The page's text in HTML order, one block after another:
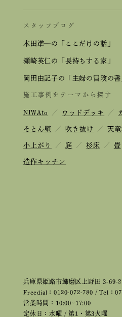
兵庫県姫路市飾磨区上野田 3-69-2
Freedial：0120-072-780 / Tel：
営業時間：10:00~17:00
定休日：水曜 / 第1・第3火曜
スタッフブログ
本田準一の「ここだけの話」
瀬崎英仁の「長持ちする家」
岡田由記子の「主婦の冒険の書
施工事例をテーマから探す
NIWAto ／ ウッドデッキ ／
そとん壁 ／ 吹き抜け ／ 天
小上がり ／ 庭 ／ 杉床 ／ 畳
造作キッチン